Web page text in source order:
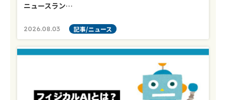
ニュースラン…
2026.08.03 記事/ニュース